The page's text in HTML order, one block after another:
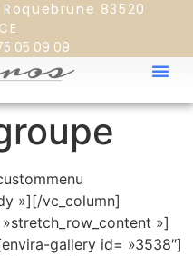
83520
05 09 09
»][/vc_column]
»]
gallery id= »3538″]